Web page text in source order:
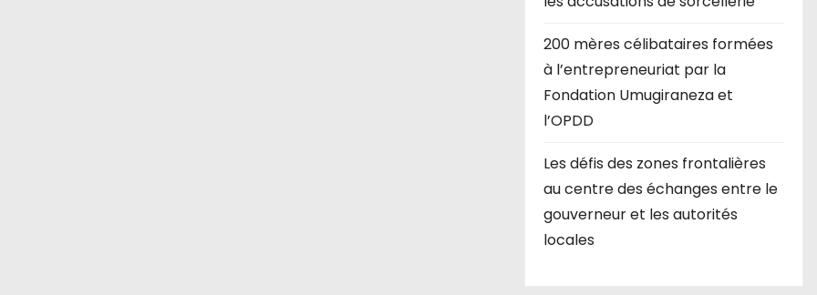
200 mères célibataires formées
à l’entrepreneuriat par la
Fondation Umugiraneza et
l’OPDD
Les défis des zones frontalières
au centre des échanges entre le
gouverneur et les autorités
locales